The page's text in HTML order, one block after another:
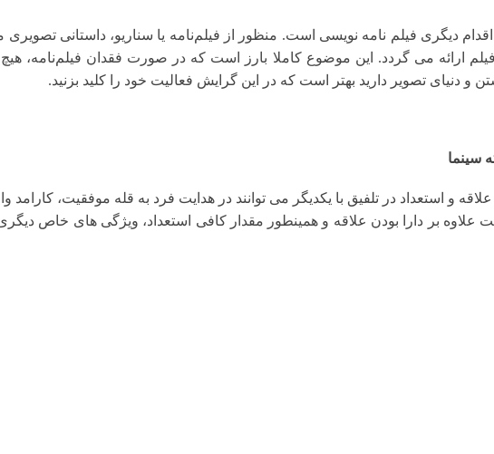
دیگری فیلم‌ نامه‌ نویسی است. منظور از فیلم‌نامه یا سناریو، داستانی
ارائه می گردد. این موضوع کاملا بارز است که در صورت فقدان فیلم‌نامه،
و دنیای تصویر دارید بهتر است که در این گرایش فعالیت خود را کلید بزنید.
سینما
و استعداد در تلفیق با یکدیگر می توانند در هدایت فرد به قله موفقیت، کارامد
بر دارا بودن علاقه و همینطور مقدار کافی استعداد، ویژگی های خاص